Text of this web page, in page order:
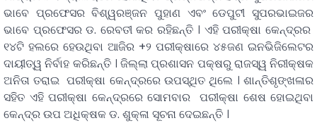
ଭାବେ ପ୍ରଫେସର ବିଶ୍ୱରଞ୍ଜନ ପୁହାଣ ଏବଂ ଡେପୁଟୀ ସୁପରଭାଇଜର
ଭାବେ ପ୍ରଫେସର ଡ. ରେବତୀ କର ରହିଛନ୍ତି । ଏହି ପରୀକ୍ଷା କେନ୍ଦ୍ରର
୧୪ଟି ହଲରେ ହେଉଥିବା ଆଜିର +୨ ପରୀକ୍ଷାରେ ୪୫ଜଣ ଇନଭିଜିଲେଟର
ଦାୟୀତ୍ୱ ନିର୍ବାହ କରିଛନ୍ତି । ଜିଲ୍ଲା ପ୍ରଶାସନ ପକ୍ଷରୁ ରାଜସ୍ୱ ନିରୀକ୍ଷକ
ଅନିତା ତରାଇ ପରୀକ୍ଷା କେନ୍ଦ୍ରରେ ଉପସ୍ଥିତ ଥିଲେ । ଶାନ୍ତିଶୃଙ୍ଖଳାର
ସହିତ ଏହି ପରୀକ୍ଷା କେନ୍ଦ୍ରରେ ସୋମବାର ପରୀକ୍ଷା ଶେଷ ହୋଇଥିବା
କେନ୍ଦ୍ର ଉପ ଅଧିକ୍ଷକ ଡ. ଶୁକ୍ଳା ସୂଚନା ଦେଇଛନ୍ତି ।